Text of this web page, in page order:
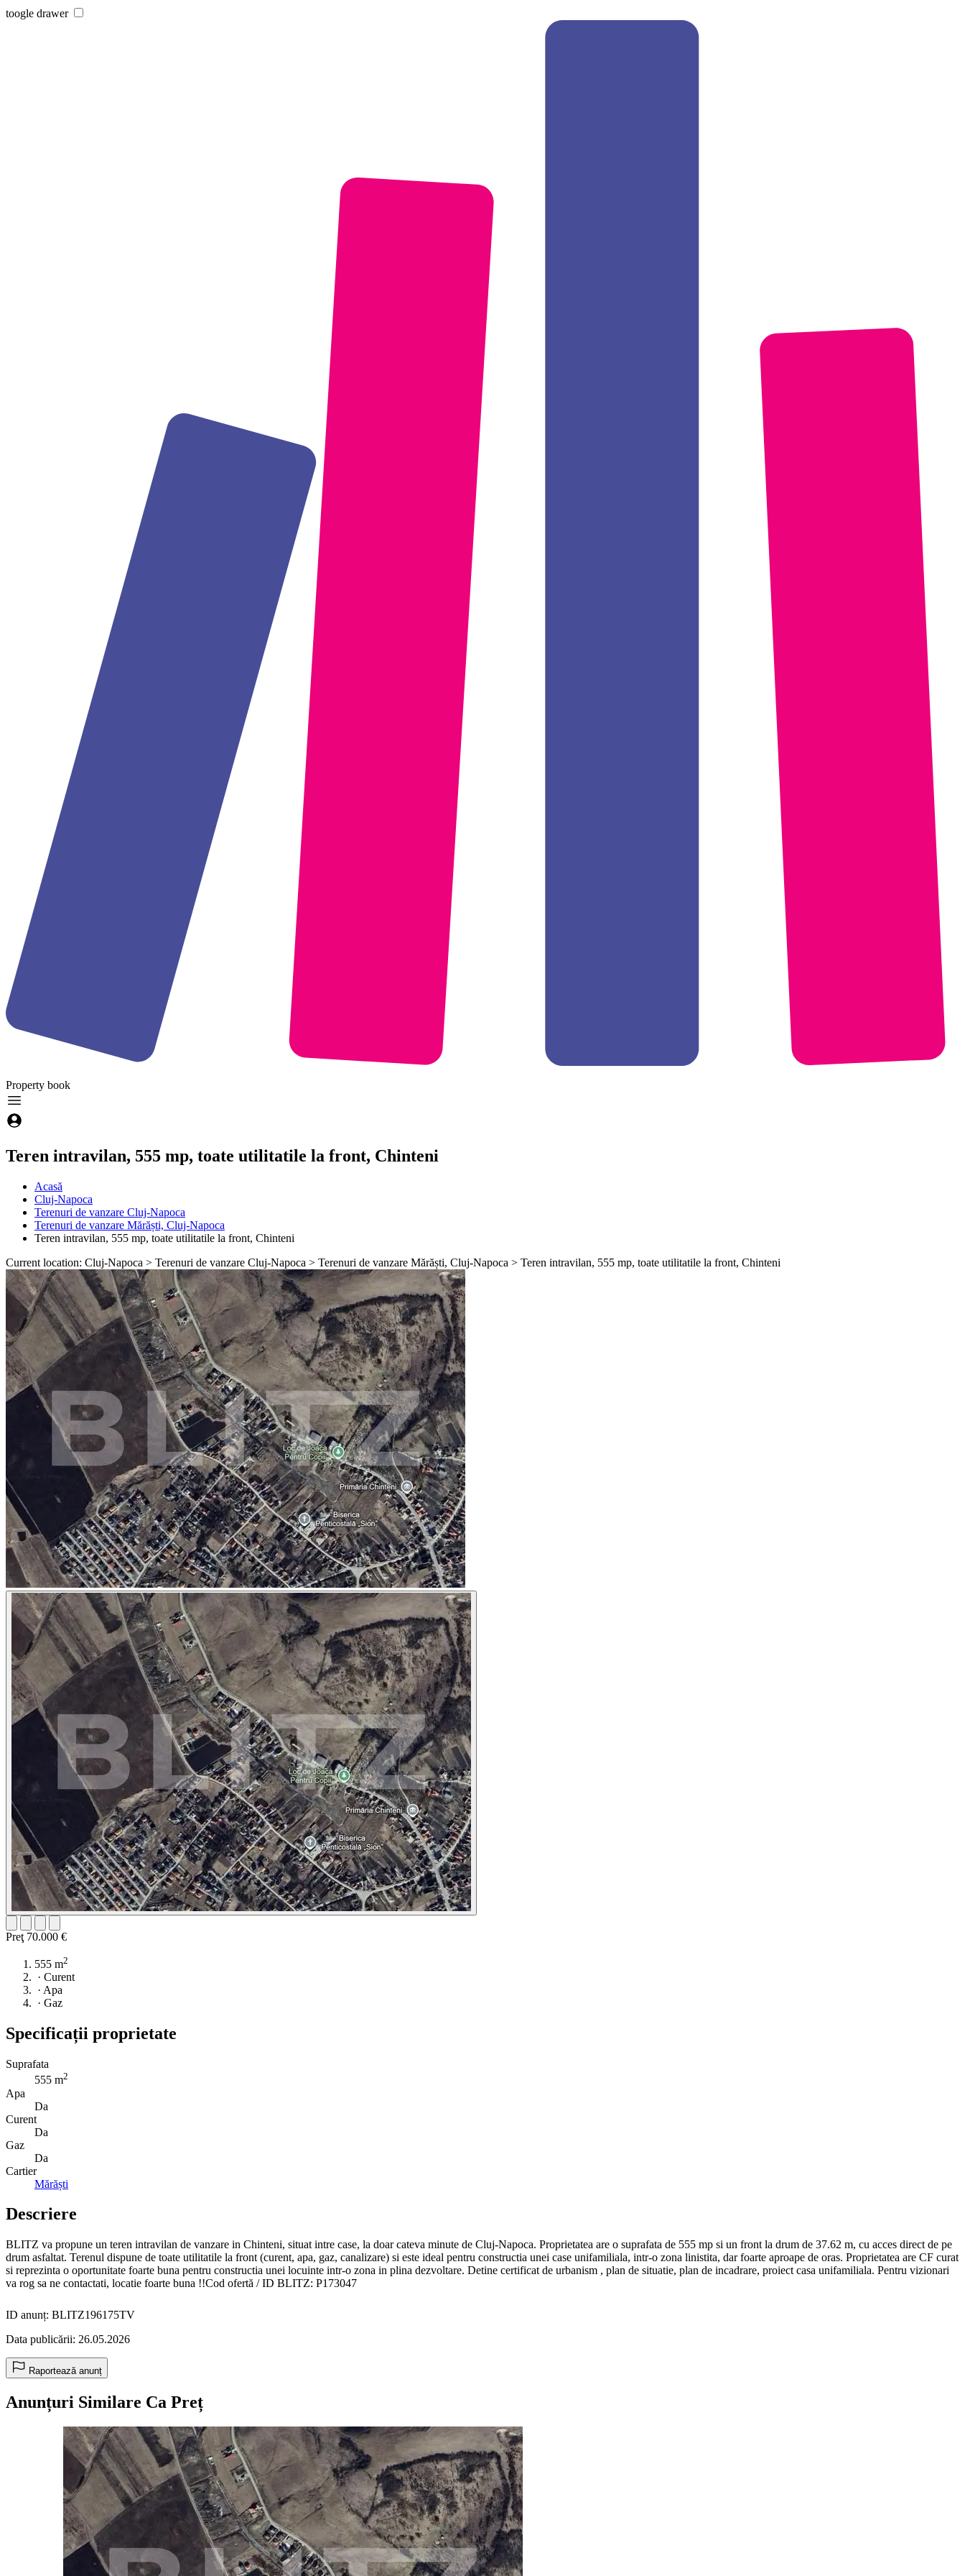
toogle drawer
Property book
Teren intravilan, 555 mp, toate utilitatile la front, Chinteni
Acasă
Cluj-Napoca
Terenuri de vanzare Cluj-Napoca
Terenuri de vanzare Mărăști, Cluj-Napoca
Teren intravilan, 555 mp, toate utilitatile la front, Chinteni
Current location: Cluj-Napoca > Terenuri de vanzare Cluj-Napoca > Terenuri de vanzare Mărăști, Cluj-Napoca > Teren intravilan, 555 mp, toate utilitatile la front, Chinteni
Preţ 70.000 €
555 m2
· Curent
· Apa
· Gaz
Specificații proprietate
Suprafata
555 m2
Apa
Da
Curent
Da
Gaz
Da
Cartier
Mărăști
Descriere
BLITZ va propune un teren intravilan de vanzare in Chinteni, situat intre case, la doar cateva minute de Cluj-Napoca. Proprietatea are o suprafata de 555 mp si un front la drum de 37.62 m, cu acces direct de pe
drum asfaltat. Terenul dispune de toate utilitatile la front (curent, apa, gaz, canalizare) si este ideal pentru constructia unei case unifamiliala, intr-o zona linistita, dar foarte aproape de oras. Proprietatea are CF curat
si reprezinta o oportunitate foarte buna pentru constructia unei locuinte intr-o zona in plina dezvoltare. Detine certificat de urbanism , plan de situatie, plan de incadrare, proiect casa unifamiliala. Pentru vizionari
va rog sa ne contactati, locatie foarte buna !!Cod ofertă / ID BLITZ: P173047
ID anunț: BLITZ196175TV
Data publicării: 26.05.2026
Raportează anunț
Anunțuri Similare Ca Preț